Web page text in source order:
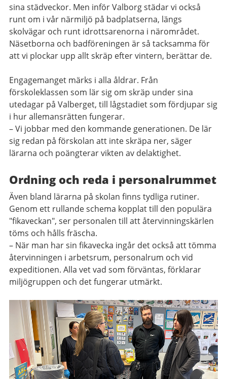
sina städveckor. Men inför Valborg städar vi också
runt om i vår närmiljö på badplatserna, längs
skolvägar och runt idrottsarenorna i närområdet.
Näsetborna och badföreningen är så tacksamma för
att vi plockar upp allt skräp efter vintern, berättar de.
Engagemanget märks i alla åldrar. Från
förskoleklassen som lär sig om skräp under sina
utedagar på Valberget, till lågstadiet som fördjupar sig
i hur allemansrätten fungerar.
– Vi jobbar med den kommande generationen. De lär
sig redan på förskolan att inte skräpa ner, säger
lärarna och poängterar vikten av delaktighet.
Ordning och reda i personalrummet
Även bland lärarna på skolan finns tydliga rutiner.
Genom ett rullande schema kopplat till den populära
"fikaveckan", ser personalen till att återvinningskärlen
töms och hålls fräscha.
– När man har sin fikavecka ingår det också att tömma
återvinningen i arbetsrum, personalrum och vid
expeditionen. Alla vet vad som förväntas, förklarar
miljögruppen och det fungerar utmärkt.